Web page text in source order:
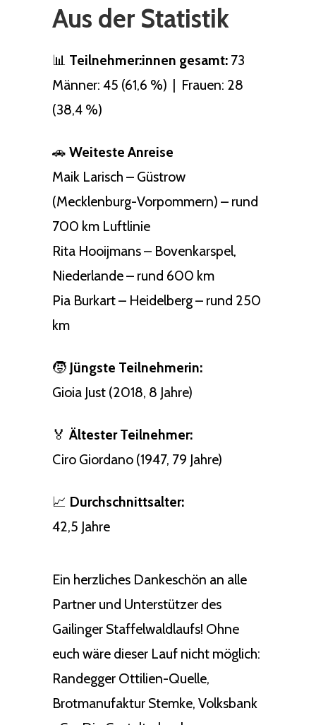
Aus der Statistik
📊 Teilnehmer:innen gesamt: 73
Männer: 45 (61,6 %) | Frauen: 28
(38,4 %)
🚗 Weiteste Anreise
Maik Larisch – Güstrow
(Mecklenburg-Vorpommern) – rund
700 km Luftlinie
Rita Hooijmans – Bovenkarspel,
Niederlande – rund 600 km
Pia Burkart – Heidelberg – rund 250
km
🧒 Jüngste Teilnehmerin:
Gioia Just (2018, 8 Jahre)
🏅 Ältester Teilnehmer:
Ciro Giordano (1947, 79 Jahre)
📈 Durchschnittsalter:
42,5 Jahre
Ein herzliches Dankeschön an alle
Partner und Unterstützer des
Gailinger Staffelwaldlaufs! Ohne
euch wäre dieser Lauf nicht möglich:
Randegger Ottilien-Quelle,
Brotmanufaktur Stemke, Volksbank